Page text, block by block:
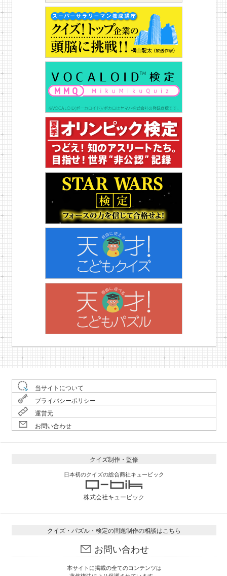
当サイトについて
プライバシーポリシー
運営元
お問い合わせ
クイズ制作・監修
日本初のクイズの総合商社キュービック
株式会社キュービック
クイズ・パズル・検定の問題制作の相談はこちら
お問い合わせ
本サイトに掲載の全てのコンテンツは